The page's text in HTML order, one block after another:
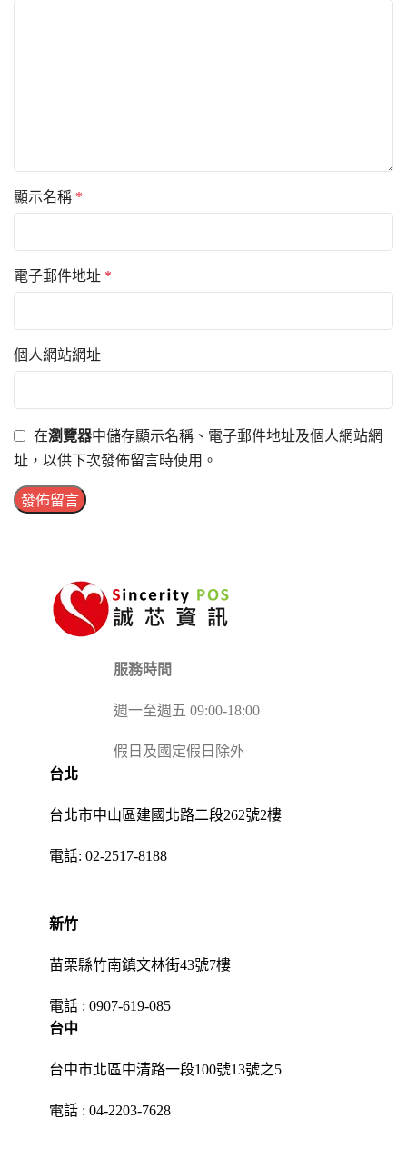
顯示名稱 *
電子郵件地址 *
個人網站網址
在瀏覽器中儲存顯示名稱、電子郵件地址及個人網站網
址，以供下次發佈留言時使用。
服務時間
週一至週五 09:00-18:00
假日及國定假日除外
台北
台北市中山區建國北路二段262號2樓
電話:02-2517-8188
新竹
苗栗縣竹南鎮文林街43號7樓
電話 :0907-619-085
台中
台中市北區中清路一段100號13號之5
電話 :04-2203-7628